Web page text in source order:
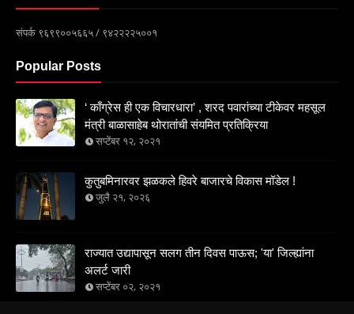
संपर्क ९६९९००५६६५ / ९४२२२२५००१
Popular Posts
‘ काँग्रेस ही एक विचारधारा’ , शरद पवारांच्या टीकेवर महसूल
मंत्री बाळासाहेब थोरातांची संयमित प्रतिक्रिया
सप्टेंबर १२, २०२१
कुतुबमिनारवर झळकले हिवरे बाजारचे विकास मॉडेल !
जुलै २१, २०२६
राज्यात उद्यापासून सलग तीन दिवस पाऊस; 'या' जिल्ह्यांना
अलर्ट जारी
सप्टेंबर ०२, २०२१